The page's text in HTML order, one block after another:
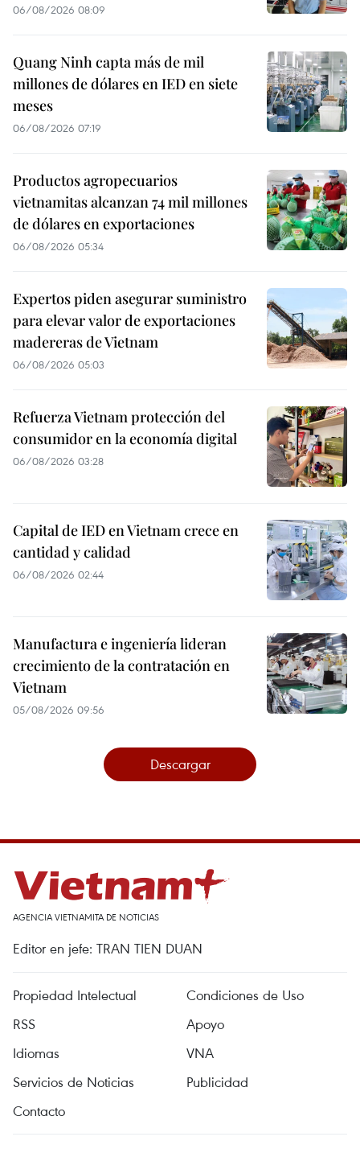
06/08/2026 08:09
Quang Ninh capta más de mil
millones de dólares en IED en siete
meses
06/08/2026 07:19
Productos agropecuarios
vietnamitas alcanzan 74 mil millones
de dólares en exportaciones
06/08/2026 05:34
Expertos piden asegurar suministro
para elevar valor de exportaciones
madereras de Vietnam
06/08/2026 05:03
Refuerza Vietnam protección del
consumidor en la economía digital
06/08/2026 03:28
Capital de IED en Vietnam crece en
cantidad y calidad
06/08/2026 02:44
Manufactura e ingeniería lideran
crecimiento de la contratación en
Vietnam
05/08/2026 09:56
Descargar
AGENCIA VIETNAMITA DE NOTICIAS
Editor en jefe: TRAN TIEN DUAN
Propiedad Intelectual
Condiciones de Uso
RSS
Apoyo
Idiomas
VNA
Servicios de Noticias
Publicidad
Contacto